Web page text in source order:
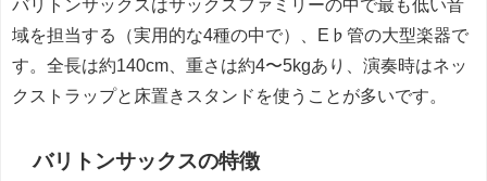
バリトンサックスはサックスファミリーの中で最も低い音
域を担当する（実用的な4種の中で）、E♭管の大型楽器で
す。全長は約140cm、重さは約4〜5kgあり、演奏時はネッ
クストラップと床置きスタンドを使うことが多いです。
バリトンサックスの特徴